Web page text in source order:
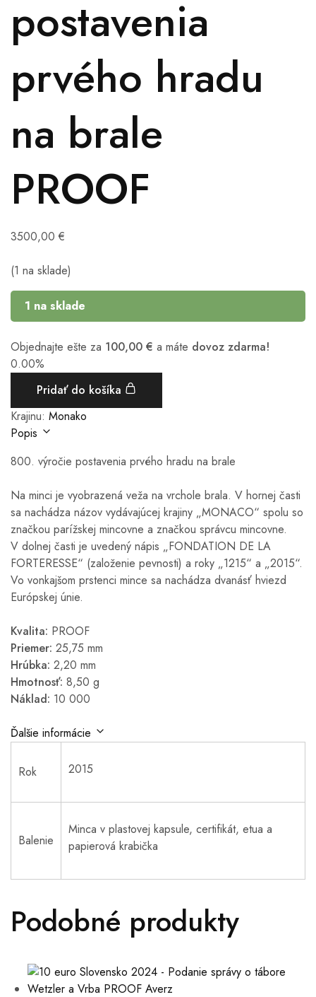
postavenia
prvého hradu
na brale
PROOF
3500,00 €
(1 na sklade)
1 na sklade
Objednajte ešte za 100,00 € a máte dovoz zdarma!
0.00%
Pridať do košíka
Krajinu: Monako
Popis
800. výročie postavenia prvého hradu na brale
Na minci je vyobrazená veža na vrchole brala. V hornej časti
sa nachádza názov vydávajúcej krajiny „MONACO“ spolu so
značkou parížskej mincovne a značkou správcu mincovne.
V dolnej časti je uvedený nápis „FONDATION DE LA
FORTERESSE“ (založenie pevnosti) a roky „1215“ a „2015“.
Vo vonkajšom prstenci mince sa nachádza dvanásť hviezd
Európskej únie.
Kvalita: PROOF
Priemer: 25,75 mm
Hrúbka: 2,20 mm
Hmotnosť: 8,50 g
Náklad: 10 000
Ďalšie informácie
Rok 2015
Balenie
Minca v plastovej kapsule, certifikát, etua a
papierová krabička
Podobné produkty